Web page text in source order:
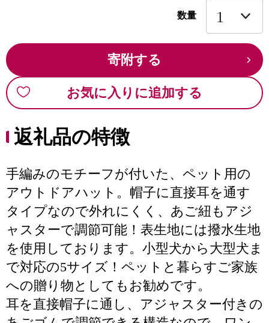
数量
寄附する
お気に入りに追加する
返礼品の特徴
手編みのモチーフが付いた、ペット用の
アウトドアハット。帽子に直接耳を通す
タイプなので外れにくく、あご紐もアジ
ャスターで調節可能！表生地には撥水生地
を使用しております。小型犬から大型犬ま
で対応の5サイズ！ペットと暮らすご家族
への贈り物としてもお勧めです。
耳を直接帽子に通し、アジャスター付きの